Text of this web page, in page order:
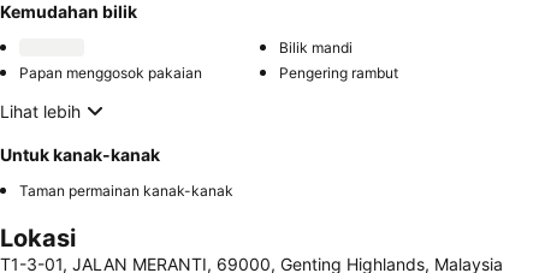
Kemudahan bilik
Bilik mandi
Papan menggosok pakaian
Pengering rambut
Lihat lebih
Untuk kanak-kanak
Taman permainan kanak-kanak
Lokasi
T1-3-01, JALAN MERANTI, 69000, Genting Highlands, Malaysia